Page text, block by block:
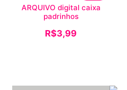
ARQUIVO digital caixa
padrinhos
R$3,99